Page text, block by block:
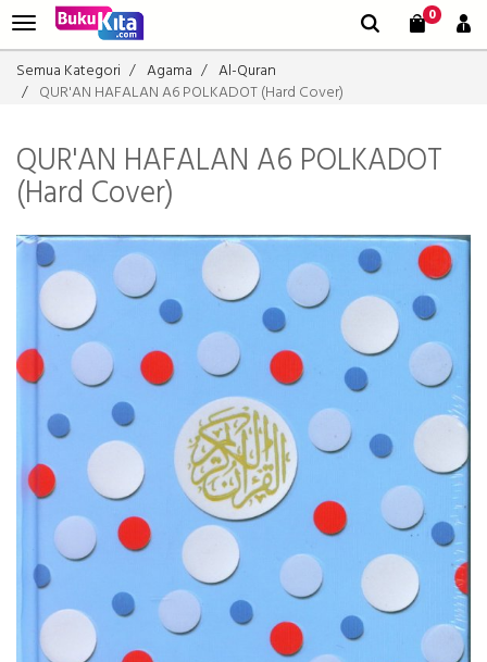
0
Semua Kategori Agama
Al-Quran
QUR'AN HAFALAN A6 POLKADOT (Hard Cover)
QUR'AN HAFALAN A6 POLKADOT
(Hard Cover)